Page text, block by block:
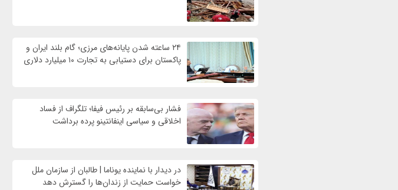
۲۴ ساعته شدن پایانه‌های مرزی؛ گام بلند ایران و
پاکستان برای دستیابی به تجارت ۱۰ میلیارد دلاری
فشار بی‌سابقه بر رئیس فیفا؛ تلگراف از فساد
اخلاقی و سیاسی اینفانتینو پرده برداشت
در دیدار با نماینده یوناما | طالبان از سازمان ملل
خواست حمایت از زندان‌ها را گسترش دهد